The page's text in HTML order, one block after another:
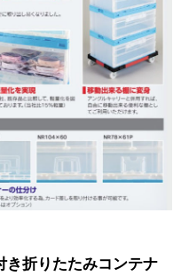
き折りたたみコンテナ